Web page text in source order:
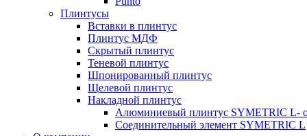
Плинтусы
Вставки в плинтус
Плинтус МДФ
Скрытый плинтус
Теневой плинтус
Шпонированный плинтус
Щелевой плинтус
Накладной плинтус
Алюминиевый плинтус SYMETRIC L-
Соединительный элемент SYMETRIC L